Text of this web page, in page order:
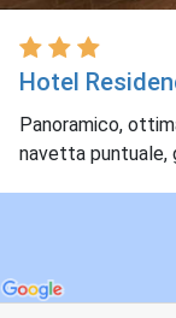
Hotel
Panoramico,
navetta puntuale,